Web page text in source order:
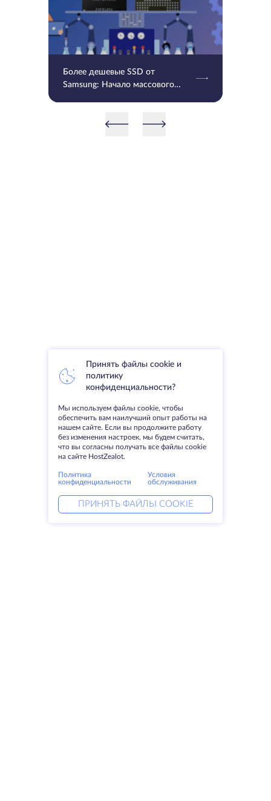
Более дешевые SSD от
Samsung: Начало массового
Принять файлы cookie и
политику
конфиденциальности?
Мы используем файлы cookie, чтобы
обеспечить вам наилучший опыт работы на
нашем сайте. Если вы продолжите работу
без изменения настроек, мы будем считать,
что вы согласны получать все файлы cookie
на сайте HostZealot.
Политика
конфиденциальности
Условия
обслуживания
ПРИНЯТЬ ФАЙЛЫ COOKIE